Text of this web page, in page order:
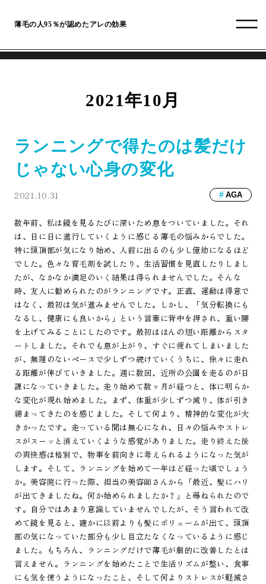
薄毛の人95％が認めたアレの効果
2021年10月
ランニングで得たのは髪だけ
じゃない心身の変化
2021.10.31 AGA
数年前、私は鏡を見るたびに深いため息をついていました。それ
は、日に日に進行していくように感じる薄毛の悩みからでした。
特に頭頂部が気になり始め、人前に出るのも少し億劫になるほど
でした。色々な育毛剤を試したり、生活習慣を見直したりしまし
たが、なかなか満足のいく結果は得られませんでした。そんな
時、友人に勧められたのがランニングです。正直、運動は得意で
はなく、最初は気が進みませんでした。しかし、「気分転換にも
なるし、健康にも良いから」という言葉に背中を押され、重い腰
を上げてみることにしたのです。最初はほんの短い距離からスタ
ートしました。それでも息が上がり、すぐに疲れてしまいました
が、無理のないペースで少しずつ続けていくうちに、徐々に走れ
る距離が伸びていきました。週に数回、近所の公園を走るのが日
課になっていきました。走り始めて数ヶ月が経つと、体に明らか
な変化が現れ始めました。まず、体重が少しずつ減り、体が引き
締まってきたのを感じました。そして何より、精神的な変化が大
きかったです。走っている間は無心になれ、日々の悩みやストレ
スがスーッと消えていくような感覚がありました。走り終えた後
の爽快感は格別で、物事を前向きに考えられるようになった気が
します。そして、ランニングを始めて一年ほど経った頃でしょう
か。美容院に行った際、担当の美容師さんから「最近、髪にハリ
が出てきましたね。何か始められましたか？」と尋ねられたので
す。自分ではあまり意識していませんでしたが、そう言われて改
めて鏡を見ると、確かに以前よりも髪にボリュームが出て、頭頂
部の気になっていた部分も少し目立たなくなっているように感じ
ました。もちろん、ランニングだけで薄毛が劇的に改善したとは
言えません。ランニングを始めたことで生活リズムが整い、食事
にも気を使うようになったこと、そして何よりストレスが軽減さ